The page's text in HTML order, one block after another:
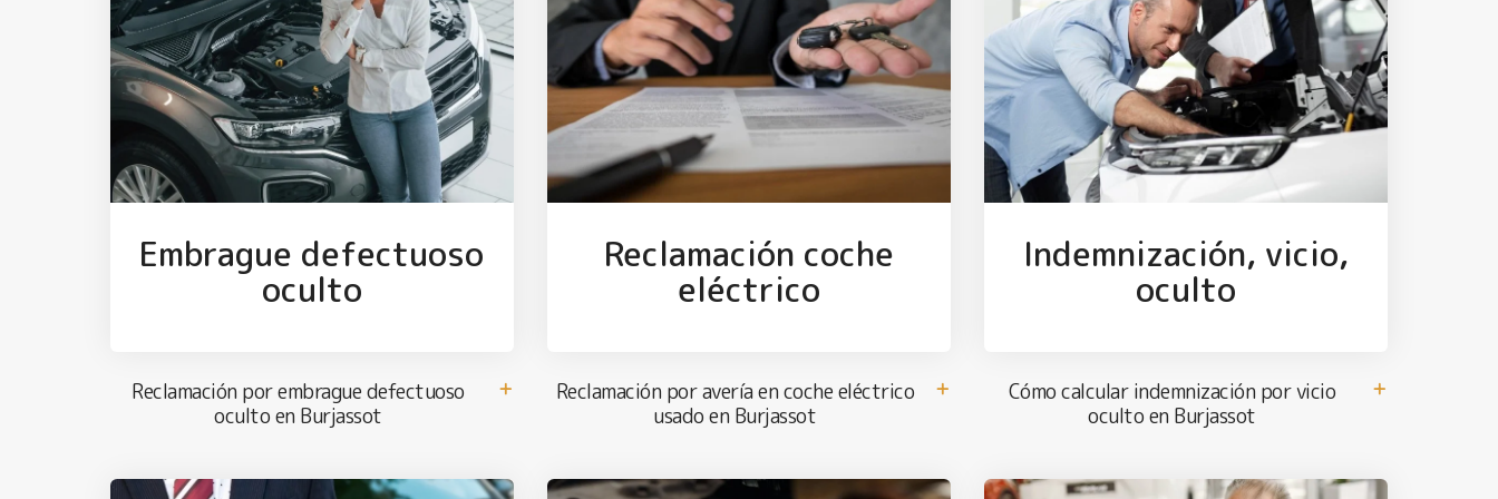
Embrague defectuoso
oculto
Reclamación por embrague defectuoso
oculto en Burjassot
Reclamación coche
eléctrico
Reclamación por avería en coche eléctrico
usado en Burjassot
Indemnización, vicio,
oculto
Cómo calcular indemnización por vicio
oculto en Burjassot